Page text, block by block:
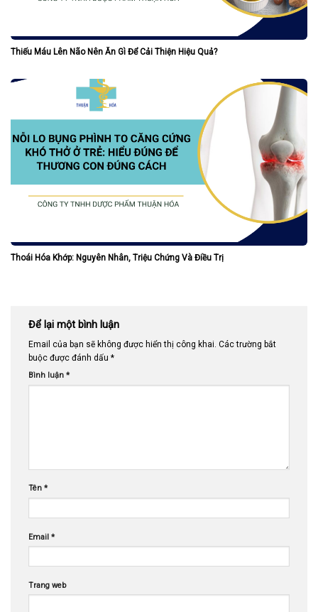
Thiếu Máu Lên Não Nên Ăn Gì Để Cải Thiện Hiệu Quả?
Thoái Hóa Khớp: Nguyên Nhân, Triệu Chứng Và Điều Trị
Để lại một bình luận
Email của bạn sẽ không được hiển thị công khai. Các trường bắt
buộc được đánh dấu *
Bình luận *
Tên *
Email *
Trang web